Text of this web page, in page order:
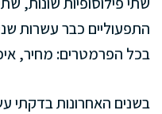
התפעוליים כבר עשרות
בכל הפרמטרים: מחיר,
בשנים האחרונות בדקתי